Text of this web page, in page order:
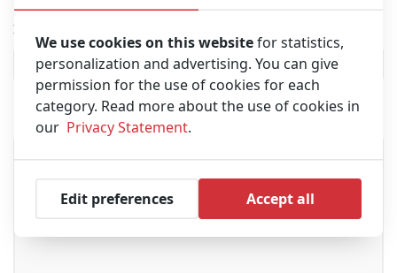
Indirizzo e-mail
Messagio
We use cookies on this websitefor statistics,
personalization and advertising. You can give
permission for the use of cookies for each
category. Read more about the use of cookies in
our Privacy Statement.
Edit preferences Accept all